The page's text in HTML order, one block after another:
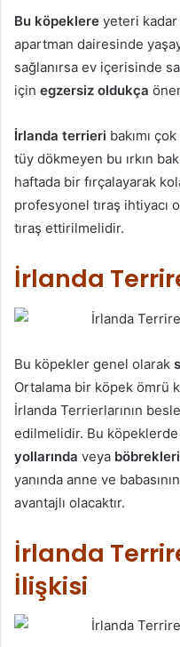
Bu köpeklere yeteri
apartman dairesinde
sağlanırsa ev içerisinde
için egzersiz oldukça
İrlanda terrieri bakımı
tüy dökmeyen bu ırkın
haftada bir fırçalayarak
profesyonel tıraş ihtiyacı
tıraş ettirilmelidir.
İrlanda
Bu köpekler genel olarak
Ortalama bir köpek ömrü
İrlanda Terrierlarının
edilmelidir. Bu köpeklerde
yollarında veya
yanında anne ve
avantajlı olacaktır.
İrlanda
İlişkisi